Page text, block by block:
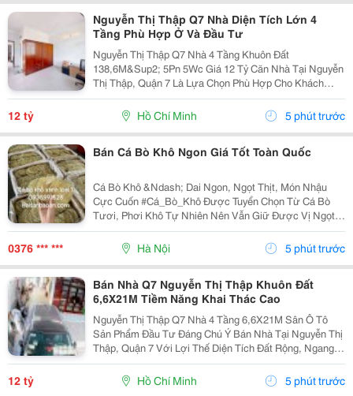
Nguyễn Thị Thập Q7 Nhà Diện Tích Lớn 4
Tầng Phù Hợp Ở Và Đầu Tư
Nguyễn Thị Thập Q7 Nhà 4 Tầng Khuôn Đất
138,6M&Sup2; 5Pn 5Wc Giá 12 Tỷ Căn Nhà Tại Nguyễn
Thị Thập, Quận 7 Là Lựa Chọn Phù Hợp Cho Khách
Hàng Đang Tìm Kiếm Bất Động Sản Diện Tích Lớn,
Công Năng Đầy Đủ Và Có Khả Năng Khai Thác Lâu Dài.
Sở Hữu Khuôn...
12 tỷ Hồ Chí Minh 5 phút trước
Bán Cá Bò Khô Ngon Giá Tốt Toàn Quốc
Cá Bò Khô &Ndash; Dai Ngon, Ngọt Thịt, Món Nhậu
Cực Cuốn #Cá_Bò_Khô Được Tuyển Chọn Từ Cá Bò
Tươi, Phơi Khô Tự Nhiên Nên Vẫn Giữ Được Vị Ngọt
Đặc Trưng Và Độ Dai Hấp Dẫn. Chỉ Cần Nướng Hoặc
Chiên Là Đã Có Ngay Món Ngon Cho Cả Gia Đình. Cá
0376 *** *** Hà Nội 5 phút trước
Bán Nhà Q7 Nguyễn Thị Thập Khuôn Đất
6,6X21M Tiềm Năng Khai Thác Cao
Nguyễn Thị Thập Q7 Nhà 4 Tầng 6,6X21M Sân Ô Tô
Sản Phẩm Đầu Tư Đáng Chú Ý Bán Nhà Tại Nguyễn Thị
Thập, Quận 7 Với Lợi Thế Diện Tích Đất Rộng, Ngang
Đẹp Và Vị Trí Thuận Tiện, Phù Hợp Cho Khách Hàng
Mua Ở Kết Hợp Khai Thác Hoặc Đầu Tư Tích Lũy Lâu...
12 tỷ Hồ Chí Minh 5 phút trước